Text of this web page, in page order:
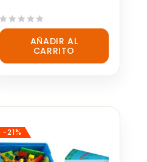
0
5
AÑADIR AL
CARRITO
-21%